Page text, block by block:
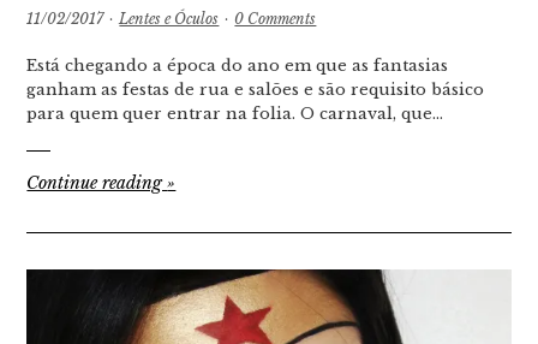
11/02/2017 · Lentes e Óculos · 0 Comments
Está chegando a época do ano em que as fantasias
ganham as festas de rua e salões e são requisito básico
para quem quer entrar na folia. O carnaval, que…
Continue reading»